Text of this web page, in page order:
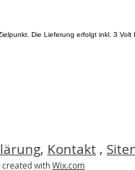
Die Lieferung erfolgt inkl. 3
created withWix.com
, Kontakt ,